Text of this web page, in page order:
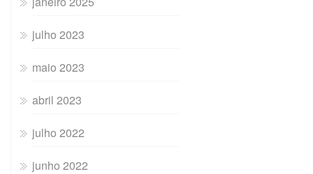
julho 2023
maio 2023
abril 2023
julho 2022
junho 2022